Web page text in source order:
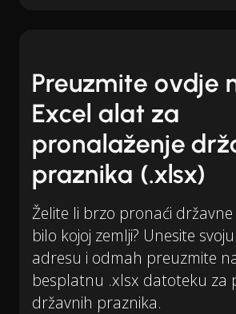
Preuzmite ovdje
Excel alat za
pronalaženje
praznika (.xlsx)
Želite li brzo pronaći
bilo kojoj zemlji? Unesite
adresu i odmah preuzmite
besplatnu .xlsx datoteku za
državnih praznika.